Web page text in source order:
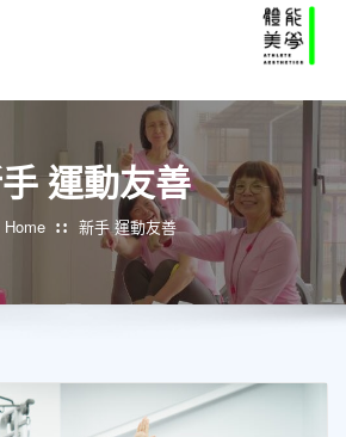
運動友善
Home 新手 運動友善